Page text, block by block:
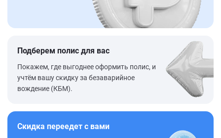
Подберем полис для вас
Покажем, где выгоднее оформить полис, и
учтём вашу скидку за безаварийное
вождение (КБМ).
Скидка переедет с вами